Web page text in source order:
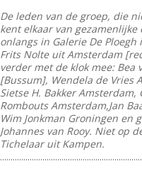
De leden van de groep, die
kent elkaar van gezamenlijke
onlangs in Galerie De Ploegh
Frits Nolte uit Amsterdam
verder met de klok mee: Bea
[Bussum], Wendela de Vries
Sietse H. Bakker Amsterdam,
Rombouts Amsterdam,Jan
Wim Jonkman Groningen en
Johannes van Rooy. Niet op
Tichelaar uit Kampen.